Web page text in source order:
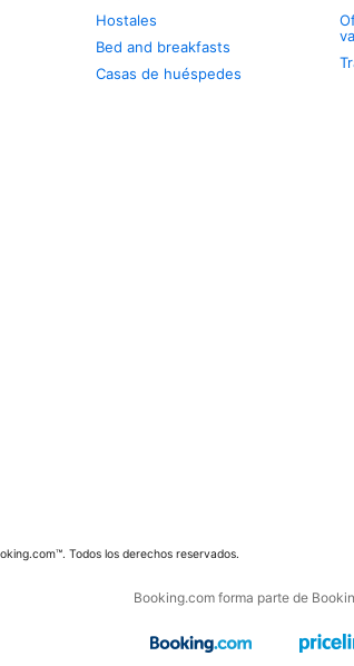
Hostales
Bed and breakfasts
Casas de huéspedes
Todos los derechos reservados.
Booking.com forma parte de